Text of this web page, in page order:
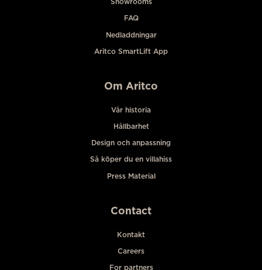
FAQ
Nedladdningar
Aritco SmartLift App
Om Aritco
Vår historia
Hållbarhet
Design och anpassning
Så köper du en villahiss
Press Material
Contact
Kontakt
Careers
For partners